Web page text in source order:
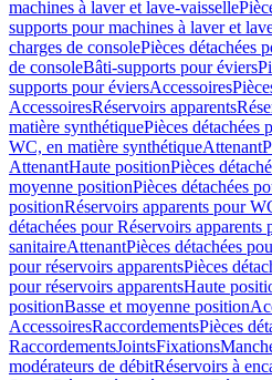
machines à laver et lave-vaisselle
supports pour machines à laver et
charges de consolePièces détachées
de consoleBâti-supports pour éviers
supports pour éviersAccessoires
AccessoiresRéservoirs apparents
matière synthétiquePièces détachées
WC, en matière synthétiqueAttenant
AttenantHaute positionPièces
moyenne positionPièces détachées
positionRéservoirs apparents pour
détachées pour Réservoirs
sanitaireAttenantPièces détachées
pour réservoirs apparentsPièces
pour réservoirs apparentsHaute
positionBasse et moyenne position
AccessoiresRaccordementsPièces
RaccordementsJointsFixations
modérateurs de débitRéservoirs à